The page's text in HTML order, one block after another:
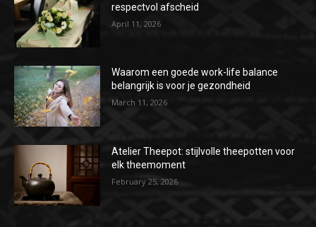
respectvol afscheid
April 11, 2026
Waarom een goede work-life balance
belangrijk is voor je gezondheid
March 11, 2026
Atelier Theepot: stijlvolle theepotten voor
elk theemoment
February 25, 2026